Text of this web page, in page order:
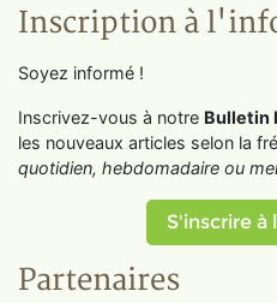
Inscription à
Soyez informé !
Inscrivez-vous à notre Bulletin
les nouveaux articles selon la
quotidien, hebdomadaire ou
S'inscrire
Partenaires